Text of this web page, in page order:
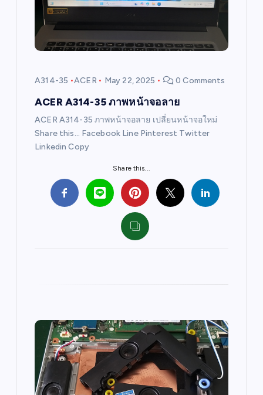
A314-35 ACER May 22, 2025 0 Comments
ACER A314-35 ภาพหน้าจอลาย
ACER A314-35 ภาพหน้าจอลาย เปลี่ยนหน้าจอใหม่
Share this… Facebook Line Pinterest Twitter
Linkedin Copy
Share this...